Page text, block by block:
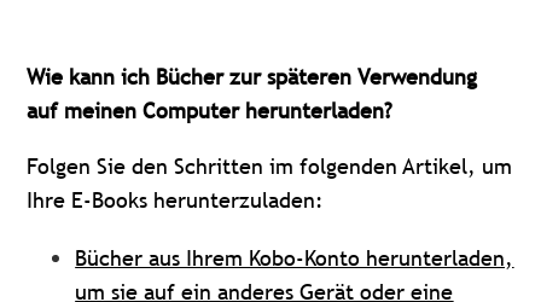
Wie kann ich Bücher zur späteren Verwendung
auf meinen Computer herunterladen?
Folgen Sie den Schritten im folgenden Artikel, um
Ihre E-Books herunterzuladen:
Bücher aus Ihrem Kobo-Konto herunterladen,
um sie auf ein anderes Gerät oder eine